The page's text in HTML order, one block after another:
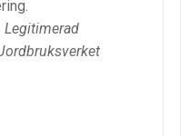
Legitimerad